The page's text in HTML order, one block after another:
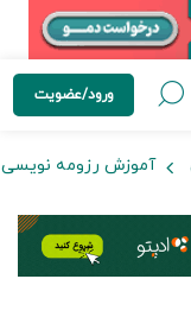
ورود/عضویت
آموزش رزومه نویسی